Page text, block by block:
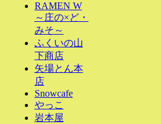
RAMEN W
～庄の×ど・
みそ～
ふくいの山
下商店
矢場とん本
店
Snowcafe
やっこ
岩本屋